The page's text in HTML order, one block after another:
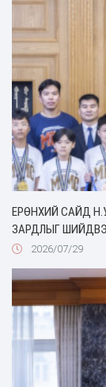
ЕРӨНХИЙ САЙД
ЗАРДЛЫГ
2026/07/29